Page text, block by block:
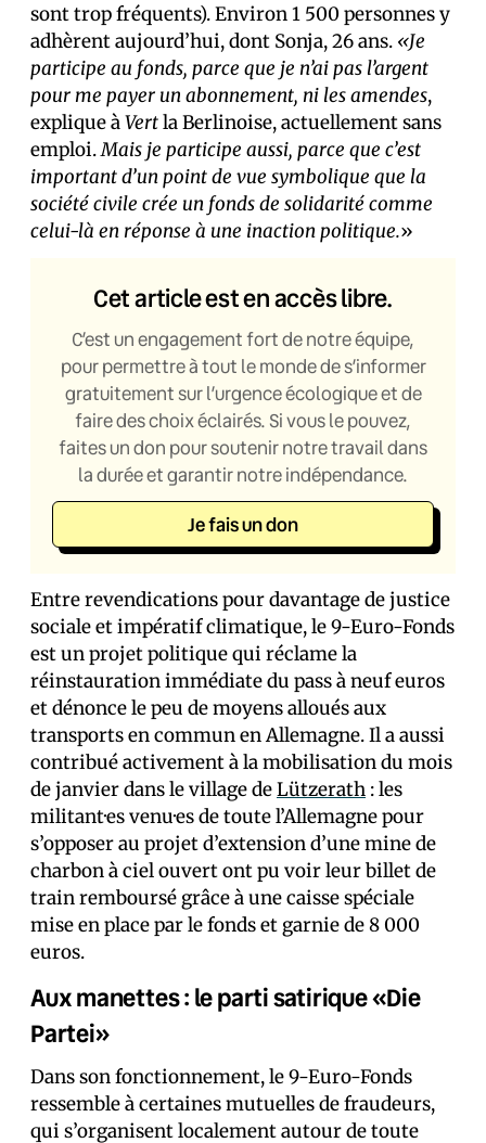
sont trop fréquents). Environ 1 500 personnes y
adhèrent aujourd’hui, dont Sonja, 26 ans. «Je
participe au fonds, parce que je n’ai pas l’argent
pour me payer un abonnement, ni les amendes,
explique àVertla Berlinoise, actuellement sans
emploi.Mais je participe aussi, parce que c’est
important d’un point de vue symbolique que la
société civile crée un fonds de solidarité comme
celui-là en réponse à une inaction politique.»
Cet article est en accès libre.
C’est un engagement fort de notre équipe,
pour permettre à tout le monde de s’informer
gratuitement sur l’urgence écologique et de
faire des choix éclairés. Si vous le pouvez,
faites un don pour soutenir notre travail dans
la durée et garantir notre indépendance.
Je fais un don
Entre revendications pour davantage de justice
sociale et impératif climatique, le 9-Euro-Fonds
est un projet politique qui réclame la
réinstauration immédiate du pass à neuf euros
et dénonce le peu de moyens alloués aux
transports en commun en Allemagne. Il a aussi
contribué activement à la mobilisation du mois
de janvier dans le village deLützerath : les
militant·es venu·es de toute l’Allemagne pour
s’opposer au projet d’extension d’une mine de
charbon à ciel ouvert ont pu voir leur billet de
train remboursé grâce à une caisse spéciale
mise en place par le fonds et garnie de 8 000
euros.
Aux manettes : le parti satirique «Die
Partei»
Dans son fonctionnement, le 9-Euro-Fonds
ressemble à certaines mutuelles de fraudeurs,
qui s’organisent localement autour de toute